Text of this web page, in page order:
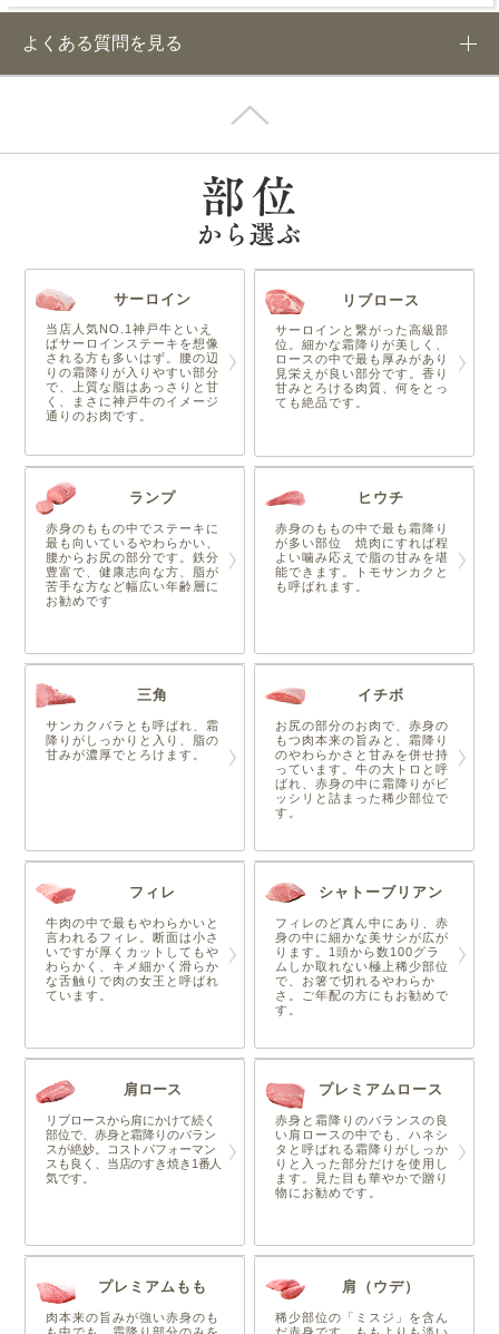
よくある質問を見る
サーロイン
当店人気NO.1神戸牛といえ
ばサーロインステーキを想像
される方も多いはず。腰の辺
りの霜降りが入りやすい部分
で、上質な脂はあっさりと甘
く、まさに神戸牛のイメージ
通りのお肉です。
リブロース
サーロインと繋がった高級部
位。細かな霜降りが美しく、
ロースの中で最も厚みがあり
見栄えが良い部分です。香り
甘みとろける肉質、何をとっ
ても絶品です。
ランプ
赤身のももの中でステーキに
最も向いているやわらかい、
腰からお尻の部分です。鉄分
豊富で、健康志向な方、脂が
苦手な方など幅広い年齢層に
お勧めです
ヒウチ
赤身のももの中で最も霜降り
が多い部位 焼肉にすれば程
よい噛み応えで脂の甘みを堪
能できます。トモサンカクと
も呼ばれます。
三角
サンカクバラとも呼ばれ、霜
降りがしっかりと入り、脂の
甘みが濃厚でとろけます。
イチボ
お尻の部分のお肉で、赤身の
もつ肉本来の旨みと、霜降り
のやわらかさと甘みを併せ持
っています。牛の大トロと呼
ばれ、赤身の中に霜降りがビ
ッシリと詰まった稀少部位で
す。
フィレ
牛肉の中で最もやわらかいと
言われるフィレ。断面は小さ
いですが厚くカットしてもや
わらかく、キメ細かく滑らか
な舌触りで肉の女王と呼ばれ
ています。
シャトーブリアン
フィレのど真ん中にあり、赤
身の中に細かな美サシが広が
ります。1頭から数100グラ
ムしか取れない極上稀少部位
で、お箸で切れるやわらか
さ。ご年配の方にもお勧めで
す。
肩ロース
リブロースから肩にかけて続く
部位で、赤身と霜降りのバラン
スが絶妙。コストパフォーマン
スも良く、当店のすき焼き1番人
気です。
プレミアムロース
赤身と霜降りのバランスの良
い肩ロースの中でも、ハネシ
タと呼ばれる霜降りがしっか
りと入った部分だけを使用し
ます。見た目も華やかで贈り
物にお勧めです。
プレミアムもも
肉本来の旨みが強い赤身のも
肩（ウデ）
稀少部位の「ミスジ」を含ん